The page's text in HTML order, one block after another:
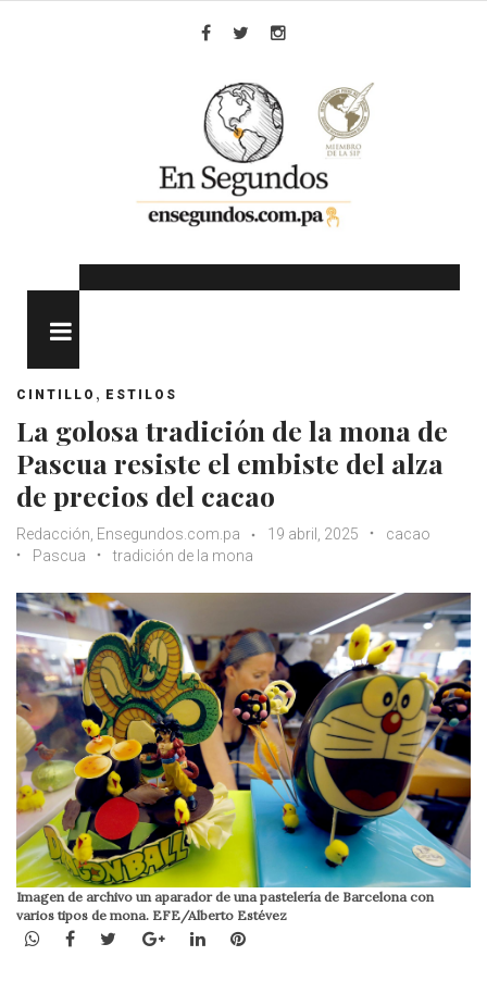
CINTILLO , ESTILOS
La golosa tradición de la mona de
Pascua resiste el embiste del alza
de precios del cacao
Redacción, Ensegundos.com.pa 19 abril, 2025
cacao
Pascua
tradición de la mona
Imagen de archivo un aparador de una pastelería de Barcelona con
varios tipos de mona. EFE/Alberto Estévez
WhatsApp
Facebook
TwitterGoogle+LinkedInPinterest